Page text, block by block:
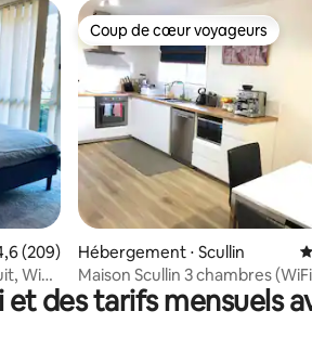
: 4,87 sur 5
moyenne sur la base de 209
(209)
Wifi,
Coup de cœur voyageurs
Coup de cœur voyageurs
Hébergement ⋅ Scullin
Maison Scullin 3 chambres
parking gratuit)
des tarifs mensuels